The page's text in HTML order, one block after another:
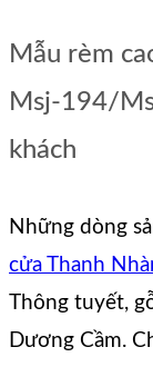
Mẫu rèm
Msj-194/
khách
Những dòng
cửa Thanh
Thông tuyết,
Dương Cầm.